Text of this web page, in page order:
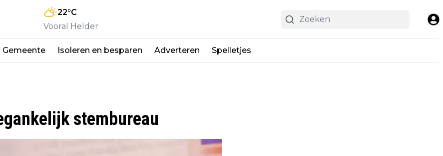
22°C
Vooral Helder
Gemeente Isoleren en besparen Adverteren Spelletjes
stembureau